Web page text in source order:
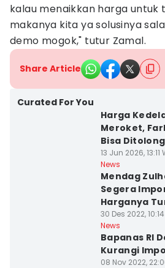
kalau menaikkan harga untuk
makanya kita ya solusinya
demo mogok," tutur Zamal.
Share Article
Curated For You
Harga
Meroket,
Bisa Ditolong
13 Jun 2026, 13:11
News
Mendag
Segera
Harganya
30 Des 2022,
News
Bapanas RI
Kurangi
08 Nov 2022,